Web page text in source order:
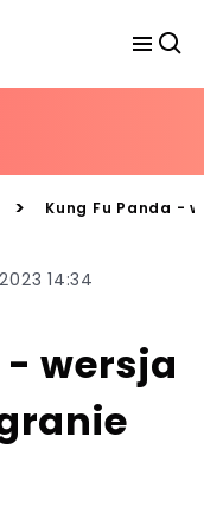
> Kung Fu Panda -
14:34
- wersja